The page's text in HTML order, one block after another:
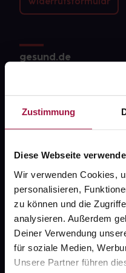
Zustimmung
Diese Webseite
Wir verwenden Cookies,
personalisieren,
zu können und die
analysieren. Außerdem
Deiner Verwendung
für soziale Medien,
Unsere Partner führen
gesund.de
Karriere
Newsletter
PAYBACK
gesund-versorger.de
Sanitätshäuser
Datenschutz
AGB